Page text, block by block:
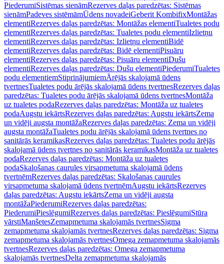
PiederumiSistēmas sienāmRezerves daļas paredzētas: Sistēmas
sienāmPadeves sistēmāmŪdens novadeiGeberit KombifixMontāžas
elementiRezerves daļas paredzētas: Montāžas elementiTualetes podu
elementiRezerves daļas paredzētas: Tualetes podu elementiIzlietņu
elementiRezerves daļas paredzētas: Izlietņu elementiBidē
elementiRezerves daļas paredzētas: Bidē elementiPisuāru
elementiRezerves daļas paredzētas: Pisuāru elementiDušu
elementiRezerves daļas paredzētas: Dušu elementiPiederumiTualetes
podu elementiemStiprinājumiemĀrējās skalojamā ūdens
tvertnesTualetes podu ārējās skalojamā ūdens tvertnesRezerves daļas
paredzētas: Tualetes podu ārējās skalojamā ūdens tvertnesMontāža
uz tualetes podaRezerves daļas paredzētas: Montāža uz tualetes
podaAugstu iekārtsRezerves daļas paredzētas: Augstu iekārtsZema
un vidēji augsta montāžaRezerves daļas paredzētas: Zema un vidēji
augsta montāžaTualetes podu ārējās skalojamā ūdens tvertnes no
sanitārās keramikasRezerves daļas paredzētas: Tualetes podu ārējās
skalojamā ūdens tvertnes no sanitārās keramikasMontāža uz tualetes
podaRezerves daļas paredzētas: Montāža uz tualetes
podaSkalošanas caurules virsapmetuma skalojamā ūdens
tvertnēmRezerves daļas paredzētas: Skalošanas caurules
virsapmetuma skalojamā ūdens tvertnēmAugstu iekārtsRezerves
daļas paredzētas: Augstu iekārtsZema un vidēji augsta
montāžaPiederumiRezerves daļas paredzētas:
PiederumiPieslēgumiRezerves daļas paredzētas: PieslēgumiStūra
vārstiManšetesZemapmetuma skalojamās tvertnesSigma
zemapmetuma skalojamās tvertnesRezerves daļas paredzētas: Sigma
zemapmetuma skalojamās tvertnesOmega zemapmetuma skalojamās
tvertnesRezerves daļas paredzētas: Omega zemapmetuma
skalojamās tvertnesDelta zemapmetuma skalojamās